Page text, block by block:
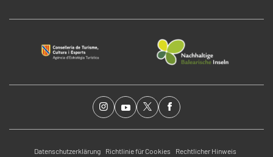
Datenschutzerklärung Richtlinie für Cookies Rechtlicher Hinweis